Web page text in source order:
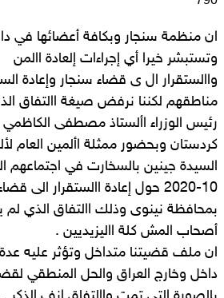
ان منظمة سنجار وبكافة أعضائها في
وتستبشر خيرا أي إجراءات إلعادة االمن
واالستقرار ال ى قضاء سنجار وإعادة
مناطقهم لكننا نرفض صيغة االتفاق
رئيس الوزراء األستاذ مصطفى
كردستان وبحضور ممثلة األمين العام
10-2020 حول إعادة االستقرار الى قضاء سنجار
بمحافظة نينوى وذلك االتفاق الذي
أصحاب المش كلة االيزيديين .
ان ملف قضيتنا متداخل وتؤثر عليه
داخل وخارج العراق والحل المنطقي